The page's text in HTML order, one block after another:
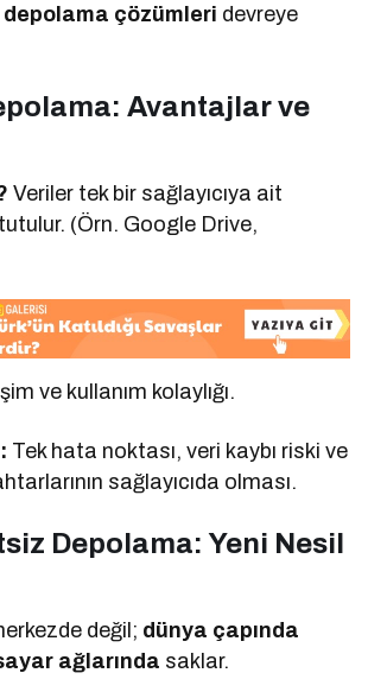
çözümleri devreye
Avantajlar ve
Veriler tek bir sağlayıcıya ait
(Örn. Google Drive,
ve kullanım kolaylığı.
Tek hata noktası, veri kaybı riski ve
sağlayıcıda olması.
Depolama: Yeni Nesil
değil; dünya çapında
ağlarında saklar.